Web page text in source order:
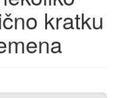
kratku